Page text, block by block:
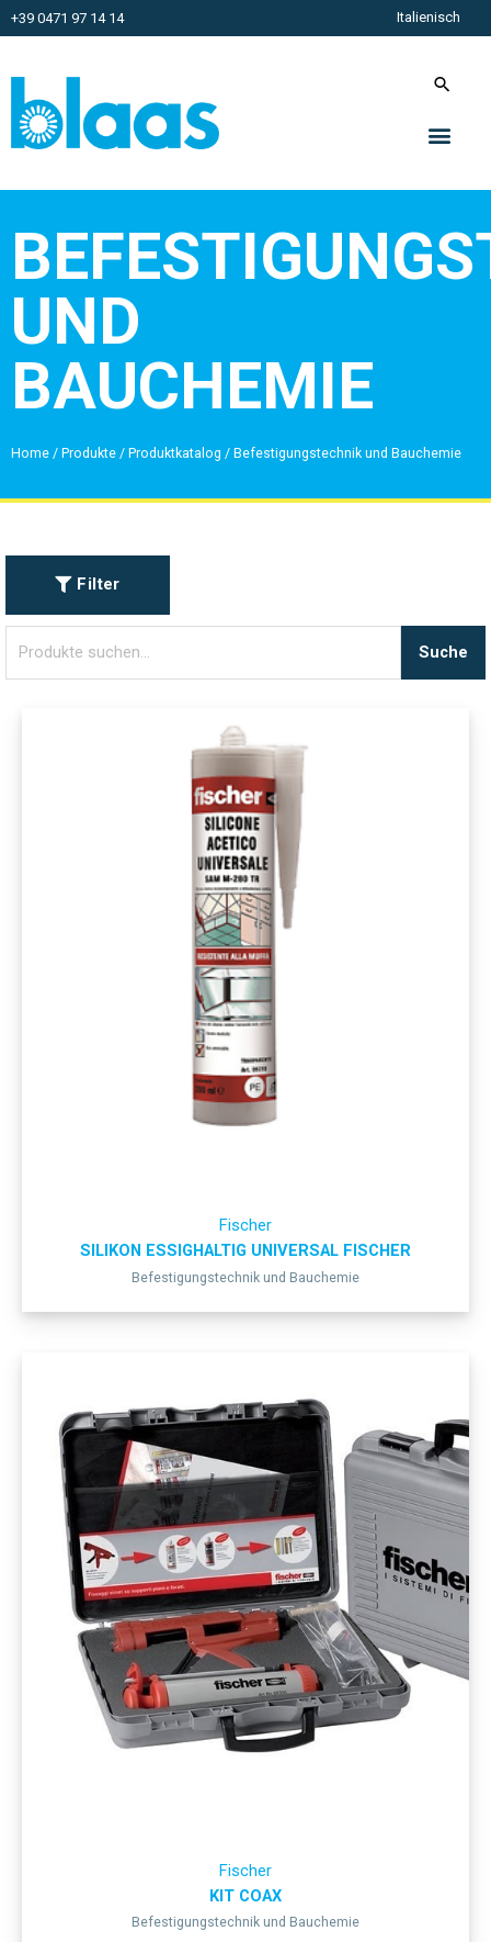
+39 0471 97 14 14 Italienisch
UND
BAUCHEMIE
Home / Produkte / Produktkatalog / Befestigungstechnik und Bauchemie
Filter
Suche
Fischer
SILIKON ESSIGHALTIG UNIVERSAL FISCHER
Befestigungstechnik und Bauchemie
Fischer
KIT COAX
Befestigungstechnik und Bauchemie